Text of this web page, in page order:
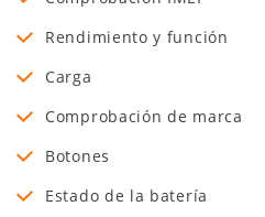
Rendimiento y función
Carga
Comprobación de marca
Botones
Estado de la batería